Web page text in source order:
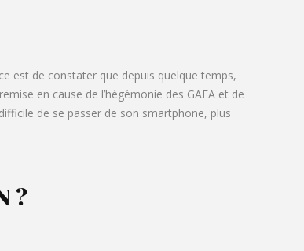
est de constater que depuis quelque temps,
en cause de l’hégémonie des GAFA et de
de se passer de son smartphone, plus
?